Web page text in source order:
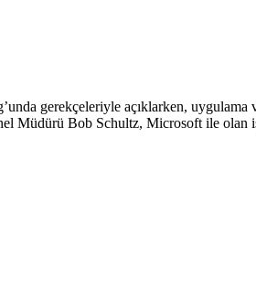
gerekçeleriyle açıklarken, uygulama
Müdürü Bob Schultz, Microsoft ile olan